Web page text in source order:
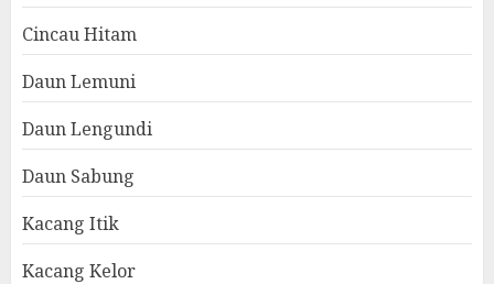
Cincau Hitam
Daun Lemuni
Daun Lengundi
Daun Sabung
Kacang Itik
Kacang Kelor